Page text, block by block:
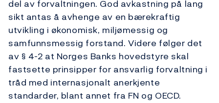
del av forvaltningen. God avkastning på lang
sikt antas å avhenge av en bærekraftig
utvikling i økonomisk, miljømessig og
samfunnsmessig forstand. Videre følger det
av § 4-2 at Norges Banks hovedstyre skal
fastsette prinsipper for ansvarlig forvaltning i
tråd med internasjonalt anerkjente
standarder, blant annet fra FN og OECD.